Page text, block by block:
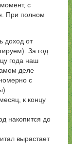
с
При полном
доход от
За год
года наш
деле
с
к концу
накопится до
вырастает